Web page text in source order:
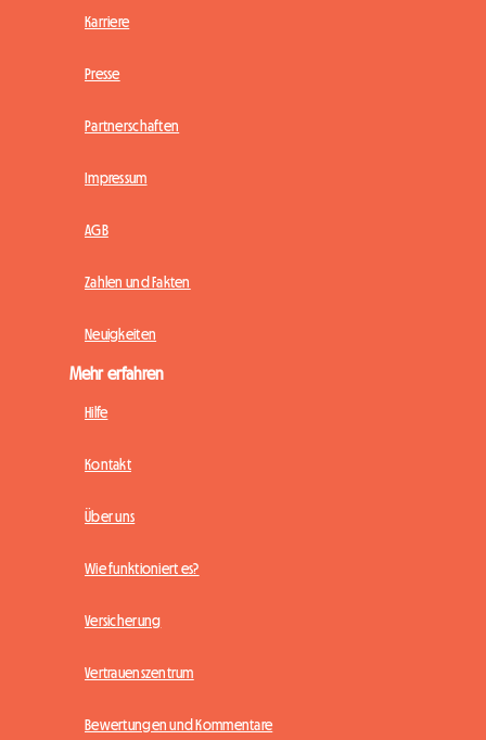
Karriere
Presse
Partnerschaften
Impressum
AGB
Zahlen und Fakten
Neuigkeiten
Mehr erfahren
Hilfe
Kontakt
Über uns
Wie funktioniert es?
Versicherung
Vertrauenszentrum
Bewertungen und Kommentare